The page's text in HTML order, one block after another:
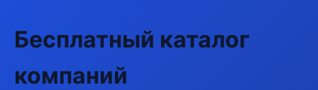
Бесплатный каталог
компаний